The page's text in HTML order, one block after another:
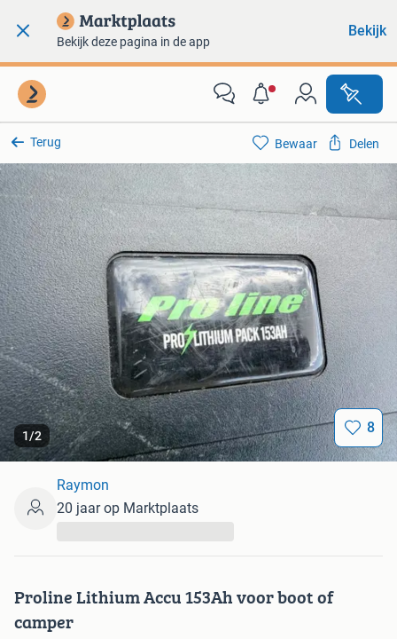
Bekijk deze pagina in de app
Bekijk
Terug
1/2 8
Bewaar Delen
Proline Lithium Accu 153Ah voor boot of
camper
Raymon
20 jaar op Marktplaats